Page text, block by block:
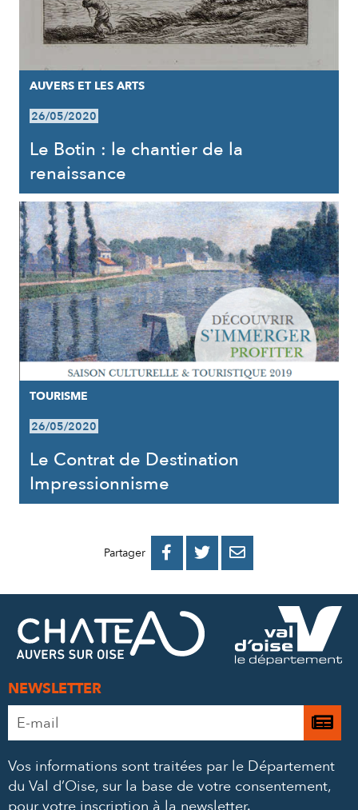
AUVERS ET LES ARTS
26/05/2020
Le Botin : le chantier de la
renaissance
TOURISME
26/05/2020
Le Contrat de Destination
Impressionnisme
Partager 
PARTAGER
FACEBOOK
PARTAGER
PARTAGER
MAIL
NEWSLETTER
Adresse
e-
*
Je
à
Vos informations sont traitées par le Département
du Val d’Oise, sur la base de votre consentement,